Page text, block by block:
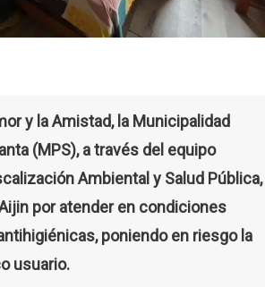
y la Amistad, la Municipalidad
(MPS), a través del equipo
Ambiental y Salud Pública,
por atender en condiciones
poniendo en riesgo la
usuario.